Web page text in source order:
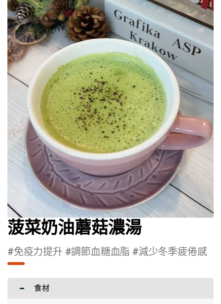
菠菜奶油蘑菇濃湯
#免疫力提升 #調節血糖血脂 #減少冬季疲倦感
食材